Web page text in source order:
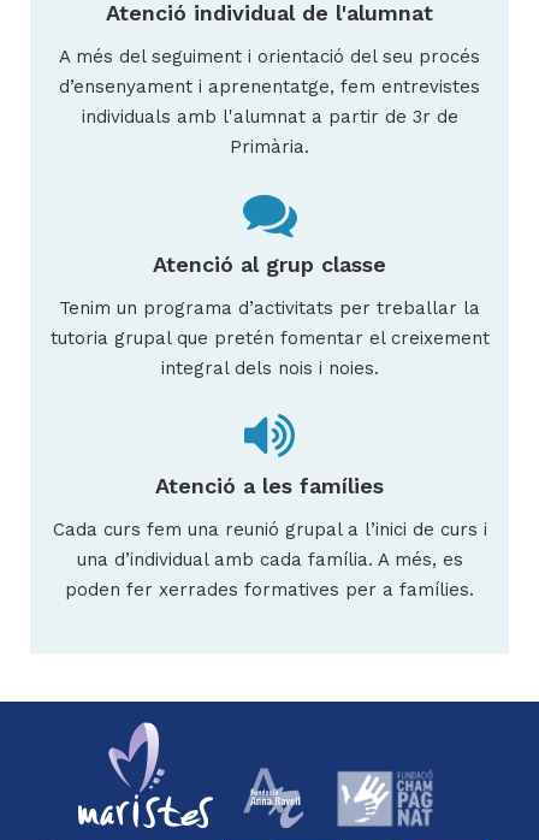
Atenció individual de l'alumnat
A més del seguiment i orientació del seu procés
d’ensenyament i aprenentatge, fem entrevistes
individuals amb l'alumnat a partir de 3r de
Primària.
Atenció al grup classe
Tenim un programa d’activitats per treballar la
tutoria grupal que pretén fomentar el creixement
integral dels nois i noies.
Atenció a les famílies
Cada curs fem una reunió grupal a l’inici de curs i
una d’individual amb cada família. A més, es
poden fer xerrades formatives per a famílies.